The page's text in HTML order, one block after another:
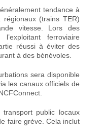
tendance à
(trains TER)
vitesse. Lors des
ferroviaire
réussi à éviter des
à des bénévoles.
sera disponible
les canaux officiels de
public locaux
faire grève. Cela inclut